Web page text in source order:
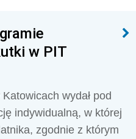
w PIT
wydał pod
indywidualną, w której
zgodnie z którym